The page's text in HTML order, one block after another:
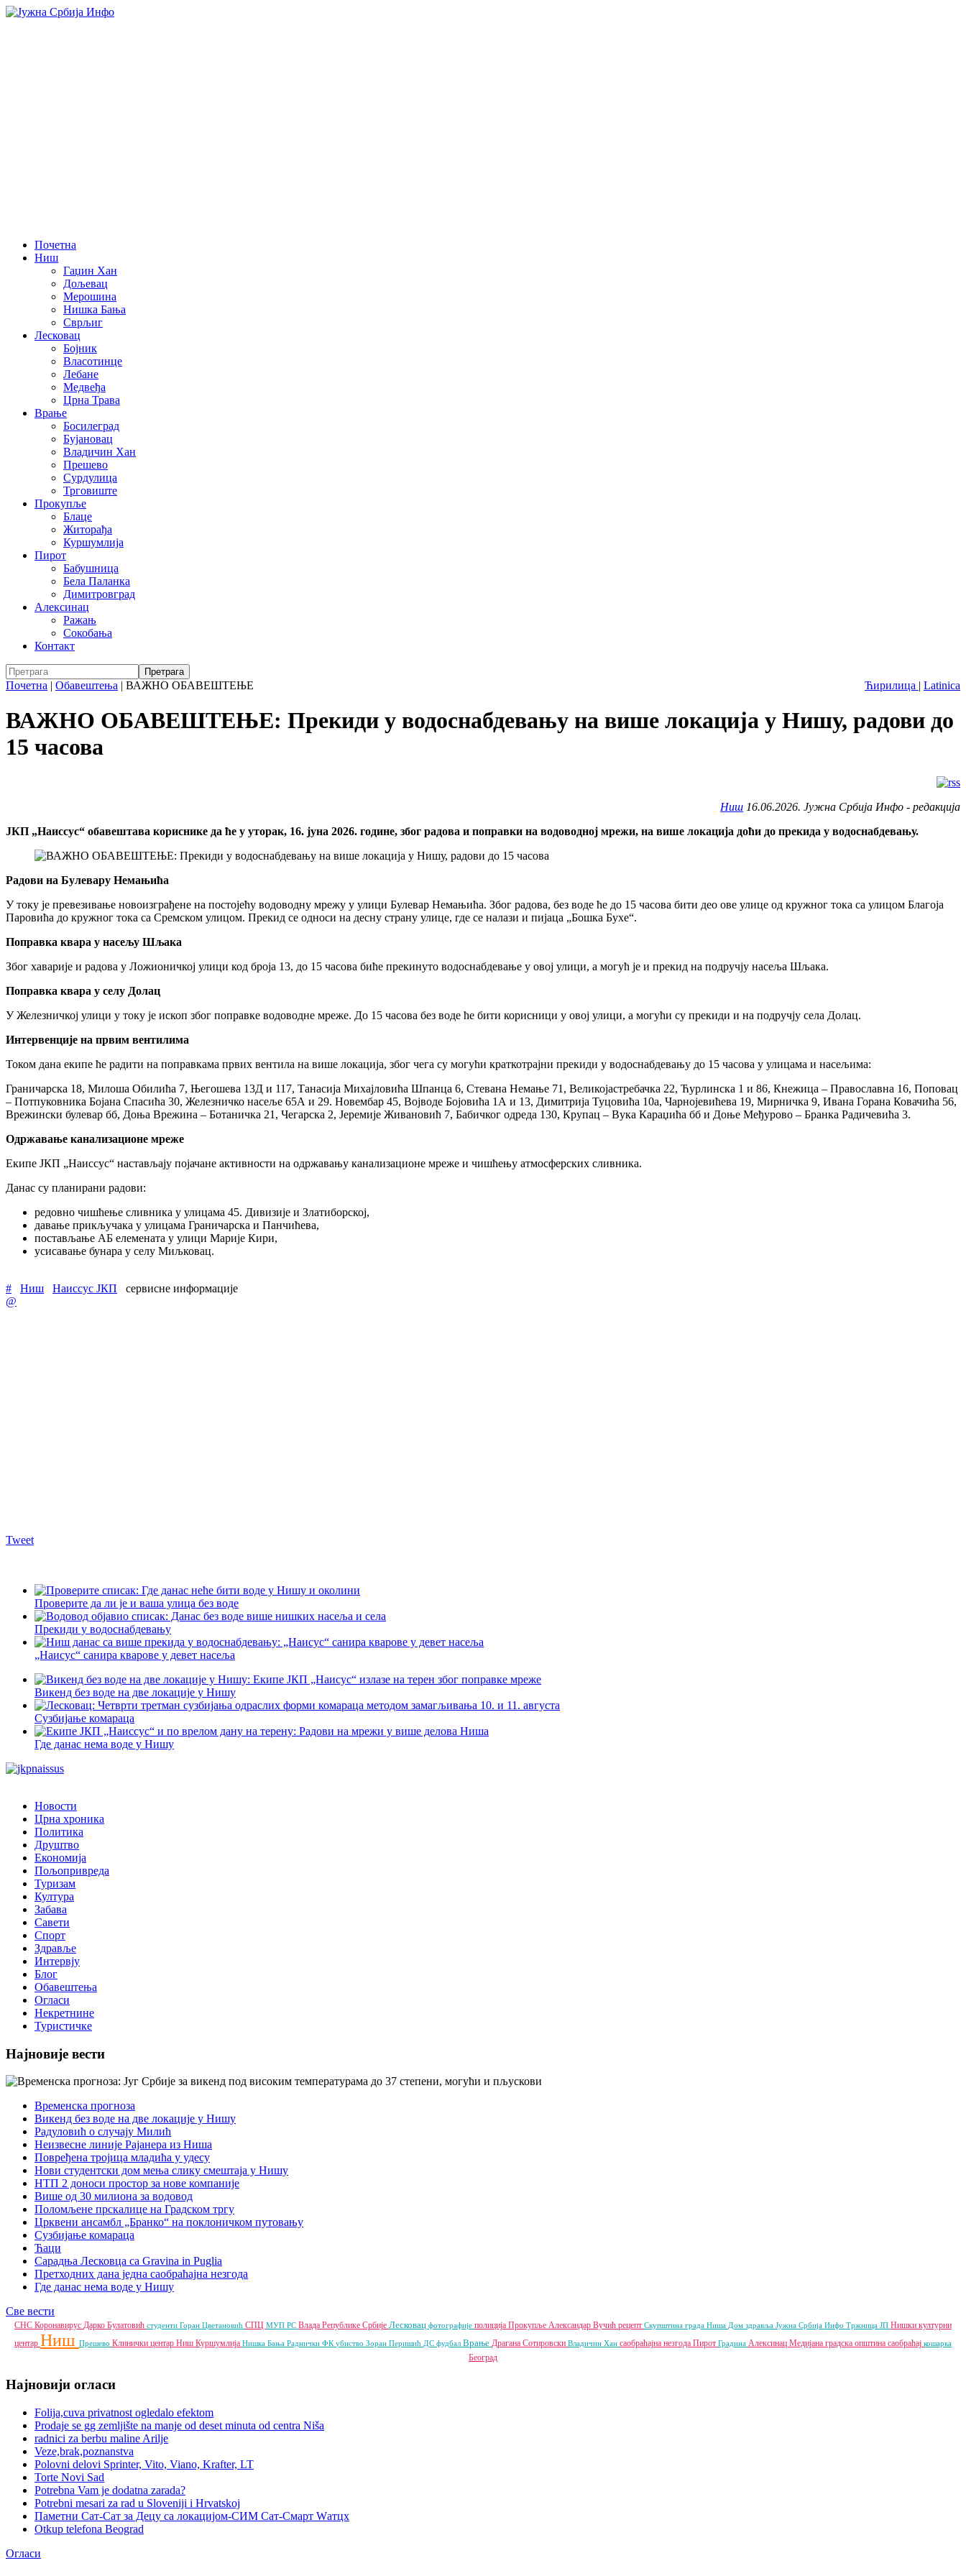
Почетна
Ниш
Гаџин Хан
Дољевац
Мерошина
Нишка Бања
Сврљиг
Лесковац
Бојник
Власотинце
Лебане
Медвеђа
Црна Трава
Врање
Босилеград
Бујановац
Владичин Хан
Прешево
Сурдулица
Трговиште
Прокупље
Блаце
Житорађа
Куршумлија
Пирот
Бабушница
Бела Паланка
Димитровград
Алексинац
Ражањ
Сокобања
Контакт
Ћирилица | Latinica
Почетна | Обавештења | ВАЖНО ОБАВЕШТЕЊЕ
ВАЖНО ОБАВЕШТЕЊЕ: Прекиди у водоснабдевању на више локација у Нишу, радови до
15 часова
Ниш 16.06.2026. Јужна Србија Инфо - редакција
ЈКП „Наиссус“ обавештава кориснике да ће у уторак, 16. јуна 2026. године, због радова и поправки на водоводној мрежи, на више локација доћи до прекида у водоснабдевању.
Радови на Булевару Немањића
У току је превезивање новоизграђене на постојећу водоводну мрежу у улици Булевар Немањића. Због радова, без воде ће до 15 часова бити део ове улице од кружног тока са улицом Благоја
Паровића до кружног тока са Сремском улицом. Прекид се односи на десну страну улице, где се налази и пијаца „Бошка Бухе“.
Поправка квара у насељу Шљака
Због хаварије и радова у Ложионичкој улици код броја 13, до 15 часова биће прекинуто водоснабдевање у овој улици, а могућ је и прекид на подручју насеља Шљака.
Поправка квара у селу Долац
У Железничкој улици у току је ископ због поправке водоводне мреже. До 15 часова без воде ће бити корисници у овој улици, а могући су прекиди и на подручју села Долац.
Интервенције на првим вентилима
Током дана екипе ће радити на поправкама првих вентила на више локација, због чега су могући краткотрајни прекиди у водоснабдевању до 15 часова у улицама и насељима:
Граничарска 18, Милоша Обилића 7, Његошева 13Д и 117, Танасија Михајловића Шпанца 6, Стевана Немање 71, Великојастребачка 22, Ћурлинска 1 и 86, Кнежица – Православна 16, Поповац
– Потпуковника Бојана Спасића 30, Железничко насеље 65А и 29. Новембар 45, Војводе Бојовића 1А и 13, Димитрија Туцовића 10а, Чарнојевићева 19, Мирничка 9, Ивана Горана Ковачића 56,
Врежински булевар бб, Доња Врежина – Ботаничка 21, Чегарска 2, Јеремије Живановић 7, Бабичког одреда 130, Крупац – Вука Караџића бб и Доње Међурово – Бранка Радичевића 3.
Одржавање канализационе мреже
Екипе ЈКП „Наиссус“ настављају појачане активности на одржавању канализационе мреже и чишћењу атмосферских сливника.
Данас су планирани радови:
редовно чишћење сливника у улицама 45. Дивизије и Златиборској,
давање прикључака у улицама Граничарска и Панчићева,
постављање АБ елемената у улици Марије Кири,
усисавање бунара у селу Миљковац.
# Ниш Наиссус ЈКП
сервисне информације
@
Tweet
Проверите да ли је и ваша улица без воде
Прекиди у водоснабдевању
„Наисус“ санира кварове у девет насеља
Викенд без воде на две локације у Нишу
Сузбијање комараца
Где данас нема воде у Нишу
Новости
Црна хроника
Политика
Друштво
Економија
Пољопривреда
Туризам
Култура
Забава
Савети
Спорт
Здравље
Интервју
Блог
Обавештења
Огласи
Некретнине
Туристичке
Најновије вести
Временска прогноза
Викенд без воде на две локације у Нишу
Радуловић о случају Милић
Неизвесне линије Рајанера из Ниша
Повређена тројица младића у удесу
Нови студентски дом мења слику смештаја у Нишу
НТП 2 доноси простор за нове компаније
Више од 30 милиона за водовод
Поломљене прскалице на Градском тргу
Црквени ансамбл „Бранко“ на поклоничком путовању
Сузбијање комараца
Ћаци
Сарадња Лесковца са Gravina in Puglia
Претходних дана једна саобраћајна незгода
Где данас нема воде у Нишу
Све вести
СНС Коронавирус Дарко Булатовић студенти Горан Цветановић СПЦ МУП РС Влада Републике Србије Лесковац фотографије полиција Прокупље Александар Вучић рецепт Скупштина града Ниша Дом здравља Јужна Србија Инфо Тржница ЈП Нишки културни
центар Ниш Прешево Клинички центар Ниш Куршумлија Нишка Бања Раднички ФК убиство Зоран Перишић ДС фудбал Врање Драгана Сотировски Владичин Хан саобраћајна незгода Пирот Градина Алексинац Медијана градска општина саобраћај кошарка
Београд
Најновији огласи
Folija,cuva privatnost ogledalo efektom
Prodaje se gg zemljište na manje od deset minuta od centra Niša
radnici za berbu maline Arilje
Veze,brak,poznanstva
Polovni delovi Sprinter, Vito, Viano, Krafter, LT
Torte Novi Sad
Potrebna Vam je dodatna zarada?
Potrebni mesari za rad u Sloveniji i Hrvatskoj
Паметни Сат-Сат за Децу са локацијом-СИМ Сат-Смарт Wатцх
Otkup telefona Beograd
Огласи